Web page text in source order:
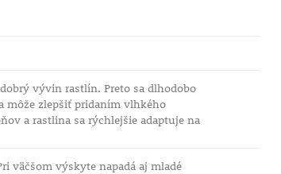
vývin rastlín. Preto sa dlhodobo
môže zlepšiť pridaním vlhkého
a rastlina sa rýchlejšie adaptuje na
väčšom výskyte napadá aj mladé